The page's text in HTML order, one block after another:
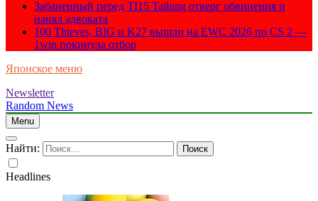
Забаненный перед TI15 Tailung отверг обвинения и
нанял адвоката
100 Thieves, BIG и K27 вышли на EWC 2026 по CS 2 —
1win покинула отбор
Японское меню
Newsletter
Random News
Menu
Найти:
Headlines